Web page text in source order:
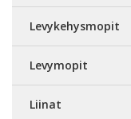
Levykehysmopit
Levymopit
Liinat